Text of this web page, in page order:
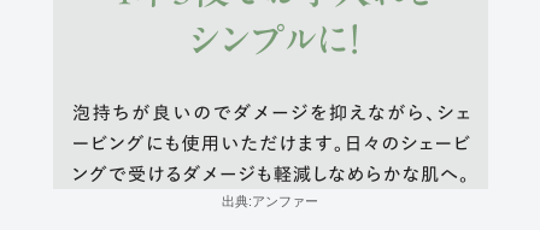
出典:アンファー